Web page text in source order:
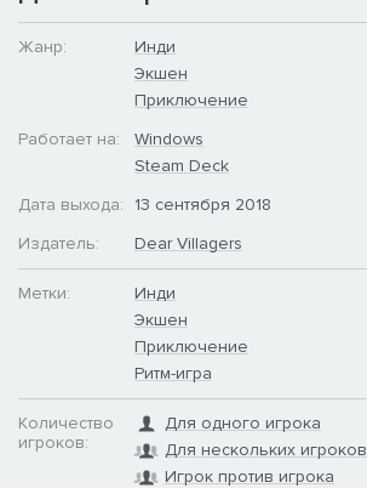
Жанр:
Инди
Экшен
Приключение
Работает на:
Windows
Steam Deck
Дата выхода:
13 сентября 2018
Издатель:
Dear Villagers
Метки:
Инди
Экшен
Приключение
Ритм-игра
Количество
игроков:
Для одного игрока
Для нескольких игроков
Игрок против игрока